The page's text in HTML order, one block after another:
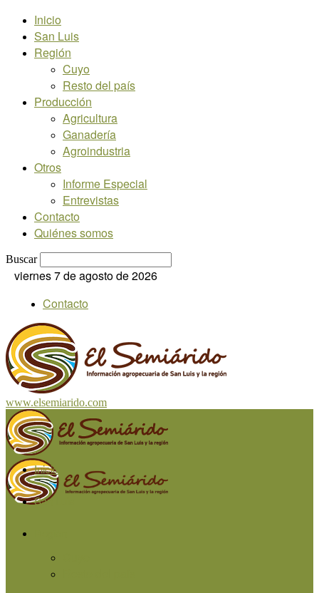
Inicio
San Luis
Región
Cuyo
Resto del país
Producción
Agricultura
Ganadería
Agroindustria
Otros
Informe Especial
Entrevistas
Contacto
Quiénes somos
Buscar
viernes 7 de agosto de 2026
Contacto
www.elsemiarido.com
Inicio
San Luis